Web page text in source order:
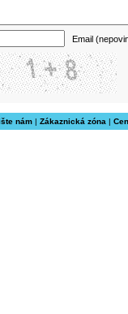
Email
nám| Zákaznická zóna |